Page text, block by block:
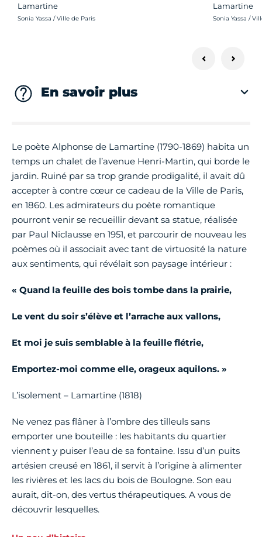
Lamartine
Crédit photo :
Sonia Yassa / Ville de Paris
Lamartine
Crédit photo :
Sonia Yassa /
En savoir plus
Le poète Alphonse de Lamartine (1790-1869) habita un
temps un chalet de l’avenue Henri-Martin, qui borde le
jardin. Ruiné par sa trop grande prodigalité, il avait dû
accepter à contre cœur ce cadeau de la Ville de Paris,
en 1860. Les admirateurs du poète romantique
pourront venir se recueillir devant sa statue, réalisée
par Paul Niclausse en 1951, et parcourir de nouveau les
poèmes où il associait avec tant de virtuosité la nature
aux sentiments, qui révélait son paysage intérieur :
« Quand la feuille des bois tombe dans la prairie,
Le vent du soir s’élève et l’arrache aux vallons,
Et moi je suis semblable à la feuille flétrie,
Emportez-moi comme elle, orageux aquilons. »
L’isolement – Lamartine (1818)
Ne venez pas flâner à l’ombre des tilleuls sans
emporter une bouteille : les habitants du quartier
viennent y puiser l’eau de sa fontaine. Issu d’un puits
artésien creusé en 1861, il servit à l’origine à alimenter
les rivières et les lacs du bois de Boulogne. Son eau
aurait, dit-on, des vertus thérapeutiques. A vous de
découvrir lesquelles.